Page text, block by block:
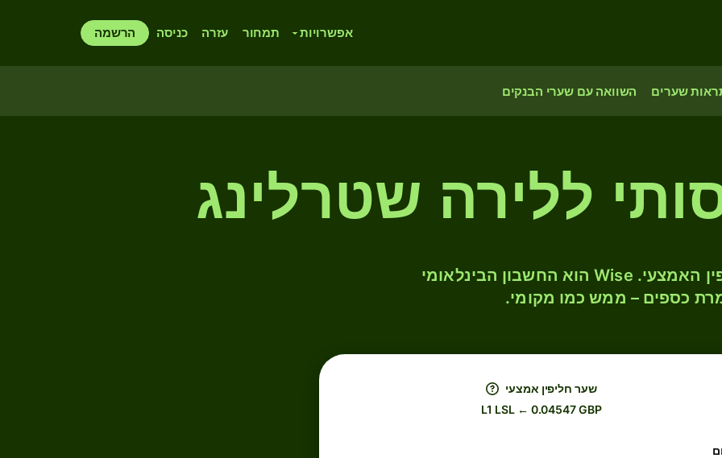
אפשרויות תמחור עזרה כניסה הרשמה
שערים השוואה עם שערי הבנקים
ללירה שטרלינג
המירו LSL ל- GBP לפי שער החליפין האמצעי. Wise הוא החשבון הבינלאומי
כספים – ממש כמו מקומי.
שער חליפין אמצעי
L1 LSL ← 0.04547 GBP